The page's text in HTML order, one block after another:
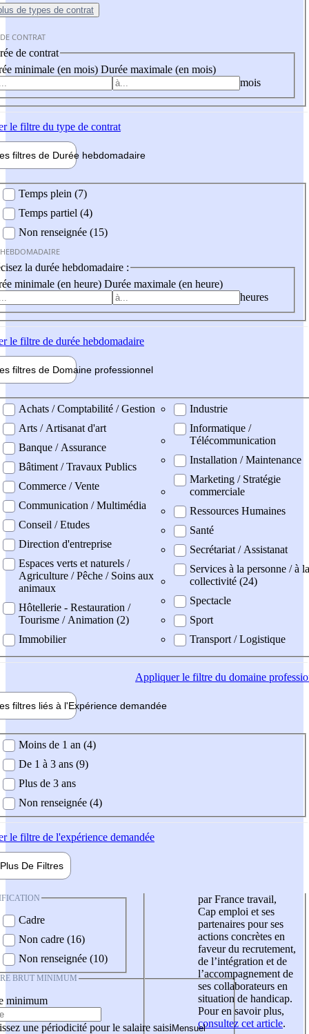
de types de contrat
CONTRAT
de contrat
minimale (en mois) Durée maximale (en mois)
mois
le filtre du type de contrat
filtres de Durée hebdomadaire
Temps plein (7)
Temps partiel (4)
Non renseignée (15)
la durée hebdomadaire :
minimale (en heure) Durée maximale (en heure)
heures
le filtre de durée hebdomadaire
filtres de Domaine professionnel
professionel
Achats / Comptabilité / Gestion
Arts / Artisanat d'art
Banque / Assurance
Bâtiment / Travaux Publics
Commerce / Vente
Communication / Multimédia
Conseil / Etudes
Direction d'entreprise
Espaces verts et naturels /
Agriculture / Pêche / Soins aux
animaux
Hôtellerie - Restauration /
Tourisme / Animation (2)
Immobilier
Industrie
Informatique /
Télécommunication
Installation / Maintenance
Marketing / Stratégie
commerciale
Ressources Humaines
Santé
Secrétariat / Assistanat
Services à la personne / à la
collectivité (24)
Spectacle
Sport
Transport / Logistique
Appliquerle filtre du domaine
filtres liés à l'Expérience demandée
demandée
Moins de 1 an (4)
De 1 à 3 ans (9)
Plus de 3 ans
Non renseignée (4)
le filtre de l'expérience demandée
Plus De Filtres
Cadre
Non cadre (16)
Non renseignée (10)
BRUT MINIMUM
minimum
une périodicité pour le salaire saisi
par France travail,
Cap emploi et ses
partenaires pour ses
actions concrètes en
faveur du recrutement,
de l’intégration et de
l’accompagnement de
ses collaborateurs en
situation de handicap.
Pour en savoir plus,
consultez cet article.